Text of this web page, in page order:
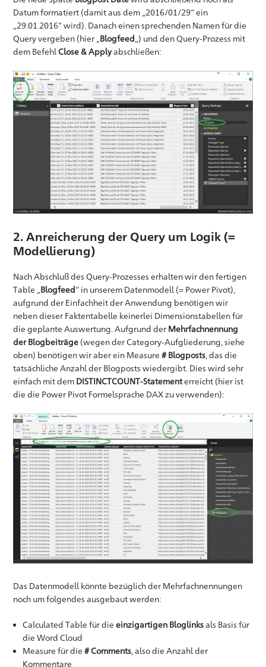
Datum formatiert (damit aus dem „2016/01/29“ ein
„29.01.2016“ wird). Danach einen sprechenden Namen für die
Query vergeben (hier „ Blogfeed „) und den Query-Prozess mit
dem BefehlClose & Applyabschließen:
2. Anreicherung der Query um Logik (=
Modellierung)
Nach Abschluß des Query-Prozesses erhalten wir den fertigen
Table „Blogfeed“ in unserem Datenmodell (= Power Pivot),
aufgrund der Einfachheit der Anwendung benötigen wir
neben dieser Faktentabelle keinerlei Dimensionstabellen für
die geplante Auswertung. Aufgrund der Mehrfachnennung
der Blogbeiträge (wegen der Category-Aufgliederung, siehe
oben) benötigen wir aber ein Measure# Blogposts, das die
tatsächliche Anzahl der Blogposts wiedergibt. Dies wird sehr
einfach mit dem DISTINCTCOUNT-Statementerreicht (hier ist
die die Power Pivot Formelsprache DAX zu verwenden):
Das Datenmodell könnte bezüglich der Mehrfachnennungen
noch um folgendes ausgebaut werden:
Calculated Table für dieeinzigartigen Bloglinksals Basis für
die Word Cloud
Measure für die# Comments , also die Anzahl der
Kommentare